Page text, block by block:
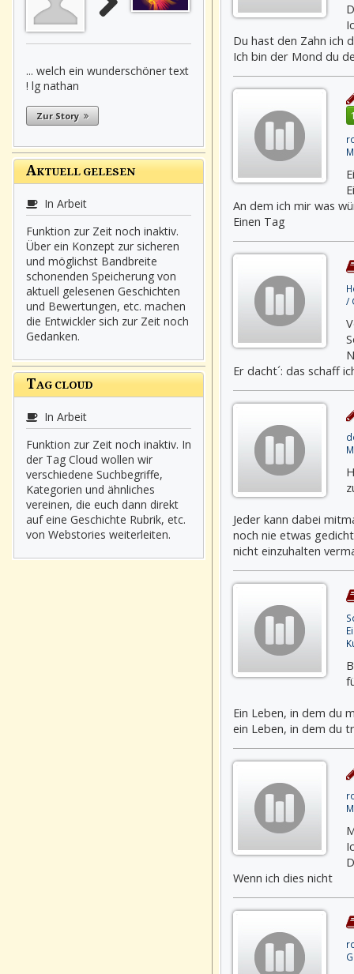
Du hast den Zahn ich
Ich bin der Mond du
An dem ich mir was
Einen Tag
/
Er dacht´: das schaff
Jeder kann dabei
noch nie etwas
nicht einzuhalten
Ein Leben, in dem du
ein Leben, in dem du
Wenn ich dies nicht
... welch ein wunderschöner text
! lg nathan
Zur Story
AKTUELL GELESEN
In Arbeit
Funktion zur Zeit noch inaktiv.
Über ein Konzept zur sicheren
und möglichst Bandbreite
schonenden Speicherung von
aktuell gelesenen Geschichten
und Bewertungen, etc. machen
die Entwickler sich zur Zeit noch
Gedanken.
TAG CLOUD
In Arbeit
Funktion zur Zeit noch inaktiv. In
der Tag Cloud wollen wir
verschiedene Suchbegriffe,
Kategorien und ähnliches
vereinen, die euch dann direkt
auf eine Geschichte Rubrik, etc.
von Webstories weiterleiten.